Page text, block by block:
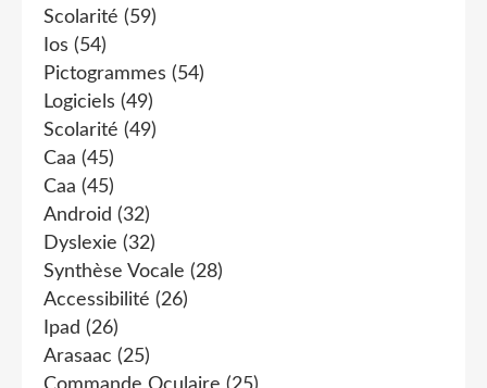
Scolarité (59)
Ios (54)
Pictogrammes (54)
Logiciels (49)
Scolarité (49)
Caa (45)
Caa (45)
Android (32)
Dyslexie (32)
Synthèse Vocale (28)
Accessibilité (26)
Ipad (26)
Arasaac (25)